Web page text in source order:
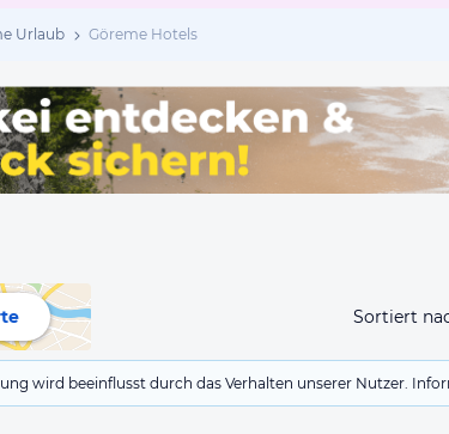
Urlaub Göreme Hotels
Sortiert
wird beeinflusst durch das Verhalten unserer Nutzer.